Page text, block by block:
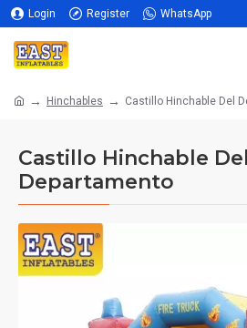
Login Register WhatsApp
Hinchables Castillo Hinchable Del
Castillo Hinchable Del
Departamento